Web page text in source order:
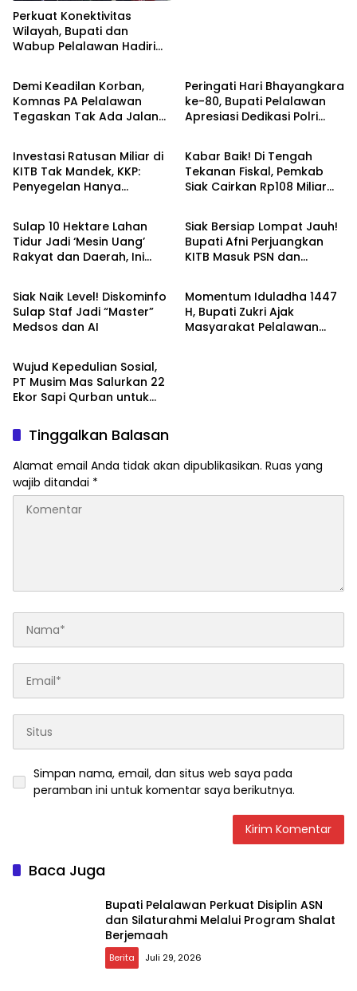
Perkuat Konektivitas
Wilayah, Bupati dan
Wabup Pelalawan Hadiri
Rangsang
Berita
Demi Keadilan Korban,
Komnas PA Pelalawan
Tegaskan Tak Ada Jalan
Peringati Hari Bhayangkara
ke-80, Bupati Pelalawan
Apresiasi Dedikasi Polri
Berita
Investasi Ratusan Miliar di
KITB Tak Mandek, KKP:
Penyegelan Hanya
Berita
Kabar Baik! Di Tengah
Tekanan Fiskal, Pemkab
Siak Cairkan Rp108 Miliar
Berita
Sulap 10 Hektare Lahan
Tidur Jadi ‘Mesin Uang’
Rakyat dan Daerah, Ini
Berita
Siak Bersiap Lompat Jauh!
Bupati Afni Perjuangkan
KITB Masuk PSN dan
Berita
Siak Naik Level! Diskominfo
Sulap Staf Jadi “Master”
Medsos dan AI
Berita
Momentum Iduladha 1447
H, Bupati Zukri Ajak
Masyarakat Pelalawan
Berita
Wujud Kepedulian Sosial,
PT Musim Mas Salurkan 22
Ekor Sapi Qurban untuk
Perusahaan
Tinggalkan Balasan
Alamat email Anda tidak akan dipublikasikan. Ruas yang
wajib ditandai *
Simpan nama, email, dan situs web saya pada
peramban ini untuk komentar saya berikutnya.
Baca Juga
Bupati Pelalawan Perkuat Disiplin ASN
dan Silaturahmi Melalui Program Shalat
Berjemaah
Berita Juli 29, 2026